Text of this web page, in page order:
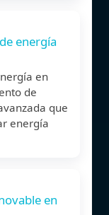
energía
en
de
que
energía
en